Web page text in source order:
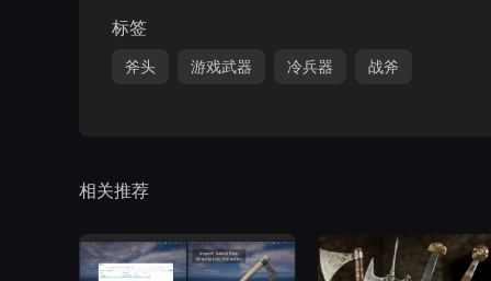
标签
斧头 游戏武器 冷兵器 战斧
相关推荐